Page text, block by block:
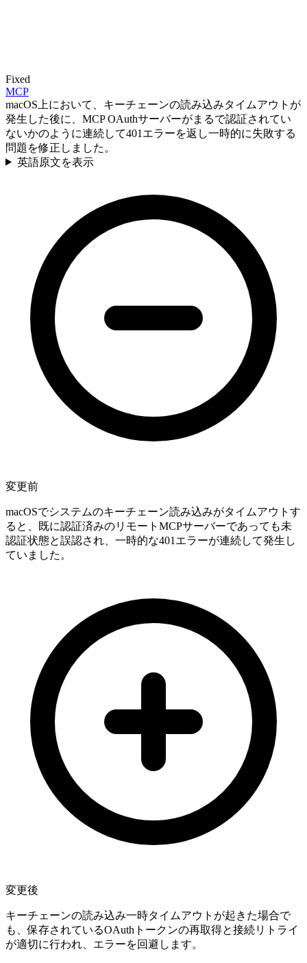
Fixed
MCP
macOS上において、キーチェーンの読み込みタイムアウトが
発生した後に、MCP OAuthサーバーがまるで認証されてい
ないかのように連続して401エラーを返し一時的に失敗する
問題を修正しました。
英語原文を表示
変更前
macOSでシステムのキーチェーン読み込みがタイムアウトす
ると、既に認証済みのリモートMCPサーバーであっても未
認証状態と誤認され、一時的な401エラーが連続して発生し
ていました。
変更後
キーチェーンの読み込み一時タイムアウトが起きた場合で
も、保存されているOAuthトークンの再取得と接続リトライ
が適切に行われ、エラーを回避します。